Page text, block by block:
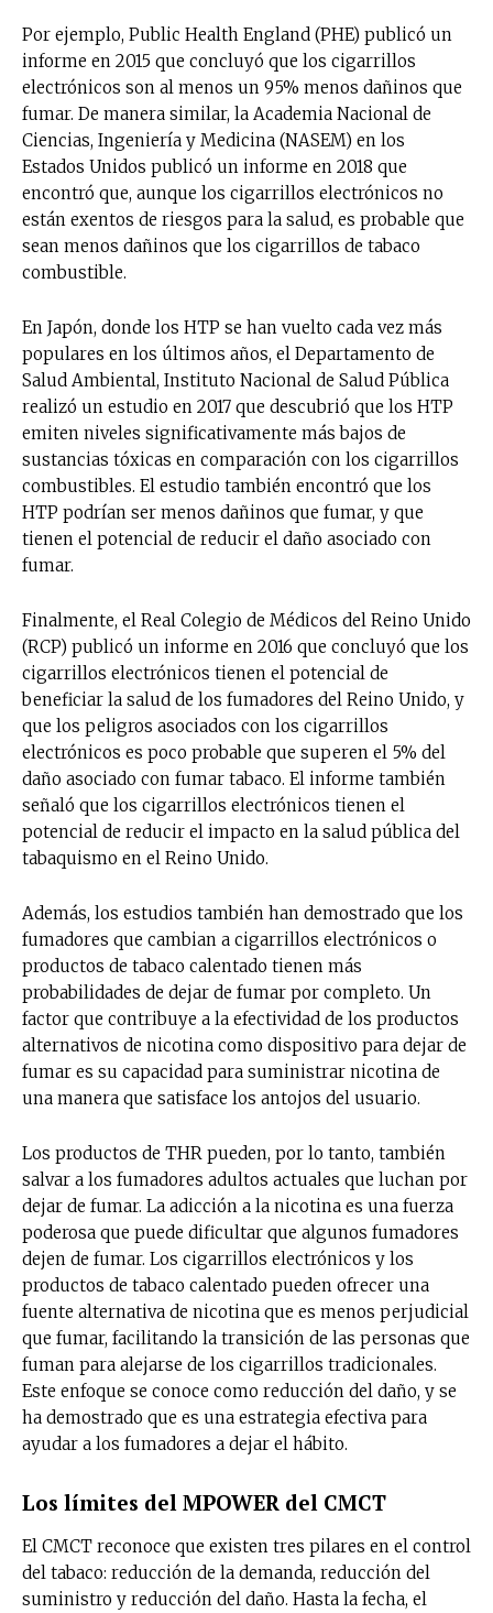
Por ejemplo, Public Health England (PHE) publicó un
informe en 2015 que concluyó que los cigarrillos
electrónicos son al menos un 95% menos dañinos que
fumar. De manera similar, la Academia Nacional de
Ciencias, Ingeniería y Medicina (NASEM) en los
Estados Unidos publicó un informe en 2018 que
encontró que, aunque los cigarrillos electrónicos no
están exentos de riesgos para la salud, es probable que
sean menos dañinos que los cigarrillos de tabaco
combustible.
En Japón, donde los HTP se han vuelto cada vez más
populares en los últimos años, el Departamento de
Salud Ambiental, Instituto Nacional de Salud Pública
realizó un estudio en 2017 que descubrió que los HTP
emiten niveles significativamente más bajos de
sustancias tóxicas en comparación con los cigarrillos
combustibles. El estudio también encontró que los
HTP podrían ser menos dañinos que fumar, y que
tienen el potencial de reducir el daño asociado con
fumar.
Finalmente, el Real Colegio de Médicos del Reino Unido
(RCP) publicó un informe en 2016 que concluyó que los
cigarrillos electrónicos tienen el potencial de
beneficiar la salud de los fumadores del Reino Unido, y
que los peligros asociados con los cigarrillos
electrónicos es poco probable que superen el 5% del
daño asociado con fumar tabaco. El informe también
señaló que los cigarrillos electrónicos tienen el
potencial de reducir el impacto en la salud pública del
tabaquismo en el Reino Unido.
Además, los estudios también han demostrado que los
fumadores que cambian a cigarrillos electrónicos o
productos de tabaco calentado tienen más
probabilidades de dejar de fumar por completo. Un
factor que contribuye a la efectividad de los productos
alternativos de nicotina como dispositivo para dejar de
fumar es su capacidad para suministrar nicotina de
una manera que satisface los antojos del usuario.
Los productos de THR pueden, por lo tanto, también
salvar a los fumadores adultos actuales que luchan por
dejar de fumar. La adicción a la nicotina es una fuerza
poderosa que puede dificultar que algunos fumadores
dejen de fumar. Los cigarrillos electrónicos y los
productos de tabaco calentado pueden ofrecer una
fuente alternativa de nicotina que es menos perjudicial
que fumar, facilitando la transición de las personas que
fuman para alejarse de los cigarrillos tradicionales.
Este enfoque se conoce como reducción del daño, y se
ha demostrado que es una estrategia efectiva para
ayudar a los fumadores a dejar el hábito.
Los límites del MPOWER del CMCT
El CMCT reconoce que existen tres pilares en el control
del tabaco: reducción de la demanda, reducción del
suministro y reducción del daño. Hasta la fecha, el